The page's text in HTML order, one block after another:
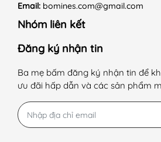
Email: bomines.com@gmail.com
Nhóm liên kết
Đăng ký nhận tin
Ba mẹ bấm đăng ký nhận tin để
ưu đãi hấp dẫn và các sản phẩm